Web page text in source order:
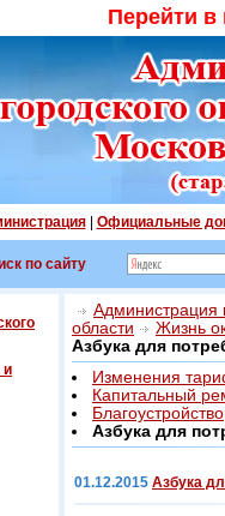
Перейти
| Официальные
по сайту
и
Администрация
области
Жизнь
Азбука для
Изменения
Капитальный
Благоустройство
Азбука для
01.12.2015 Азбука